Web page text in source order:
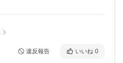
違反報告 いいね 0